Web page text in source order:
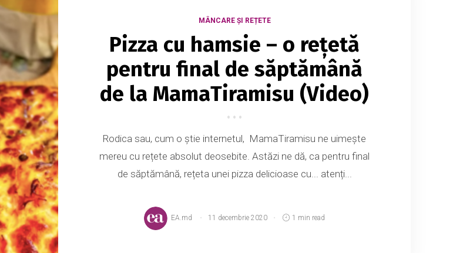
MÂNCARE ȘI REȚETE
Pizza cu hamsie – o rețetă
pentru final de săptămână
de la MamaTiramisu (Video)
Rodica sau, cum o știe internetul, MamaTiramisu ne uimește
mereu cu rețete absolut deosebite. Astăzi ne dă, ca pentru final
de săptămână, rețeta unei pizza delicioase cu... atenți...
EA.md 11 decembrie 2020 1 min read